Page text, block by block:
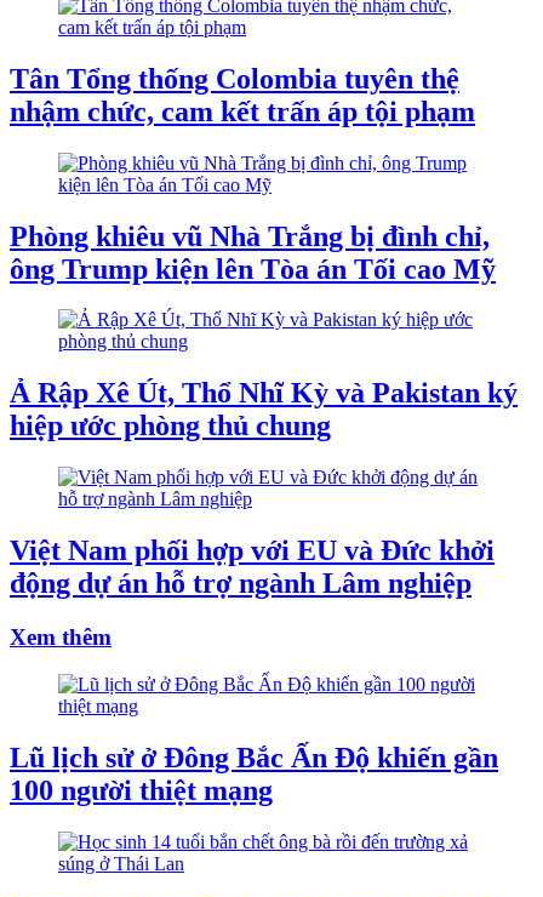
Tân Tổng thống Colombia tuyên thệ
nhậm chức, cam kết trấn áp tội phạm
Phòng khiêu vũ Nhà Trắng bị đình chỉ,
ông Trump kiện lên Tòa án Tối cao Mỹ
Ả Rập Xê Út, Thổ Nhĩ Kỳ và Pakistan ký
hiệp ước phòng thủ chung
Việt Nam phối hợp với EU và Đức khởi
động dự án hỗ trợ ngành Lâm nghiệp
Xem thêm
Lũ lịch sử ở Đông Bắc Ấn Độ khiến gần
100 người thiệt mạng